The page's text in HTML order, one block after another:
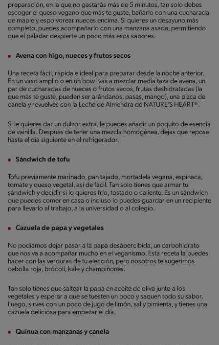
preparación, en la que no gastarás más de 5 minutos, tan solo debes
escoger el queso vegano que más te guste, bañarlo con una cucharada
de maple y espolvorear nueces encima. Si quieres un desayuno más
completo, puedes acompañarlo con una manzana asada, permitiendo
que el paladar despierte un poco más esos sabores.
Avena con higo, nueces y frutos secos
Una receta fácil, rápida e ideal para preparar desde la noche anterior.
En un vaso amplio o en un bowl vas a mezclar media taza de avena, un
par de cucharadas de nueces o frutos secos, frutas deshidratadas (la
que más te guste, pueden ser arándanos, pasas, mango), una pizca de
canela y revuelves con la Leche de Almendra de NATURE’S HEART®.
Si le quieres dar un dulzor extra, le puedes añadir un poquito de esencia
de vainilla. Después de tener una mezcla homogénea, dejas que repose
hasta el día siguiente en el refrigerador.
Sándwich de tofu
Tofu previamente marinado, pan tajado, mortadela vegana, espinaca,
tomate y queso vegetal, así de fácil. Tan solo tienes que armar tu
sándwich y decidir si lo quieres frío, tostado o caliente. Es un sándwich
que puedes comer en casa o incluso lo puedes guardar en un recipiente
para llevarlo al trabajo, a la universidad o al colegio.
Cazuela de papa y vegetales
No podíamos dejar pasar a la papa desapercibida, un carbohidrato
que nos va a acompañar mucho en el veganismo. Esta receta la puedes
hacer con las verduras de tu elección, pero nosotros te sugerimos
cebolla roja, brócoli, kale y champiñones.
Tan solo tienes que saltear la papa en aceite de oliva junto a los
vegetales y esperar a que se tuesten un poco y saquen todo su sabor.
Luego, sirves con un poco de jugo de limón, sal y pimienta, y tienes una
cazuela deliciosa para empezar el día.
Quinua con manzanas y canela